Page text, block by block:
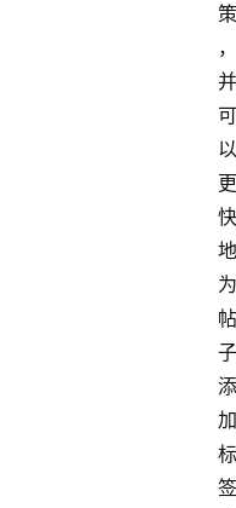
策
，
并
可
以
更
快
地
为
帖
子
添
加
标
签